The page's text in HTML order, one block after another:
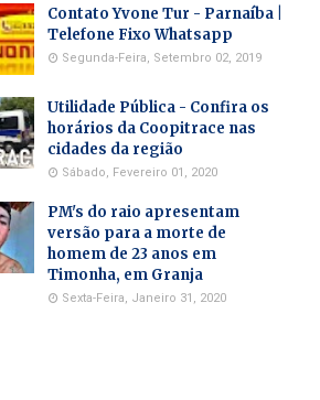
Contato Yvone Tur - Parnaíba |
Telefone Fixo Whatsapp
Segunda-Feira, Setembro 02, 2019
Utilidade Pública - Confira os
horários da Coopitrace nas
cidades da região
Sábado, Fevereiro 01, 2020
PM's do raio apresentam
versão para a morte de
homem de 23 anos em
Timonha, em Granja
Sexta-Feira, Janeiro 31, 2020